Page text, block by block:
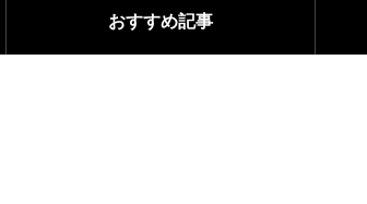
おすすめ記事